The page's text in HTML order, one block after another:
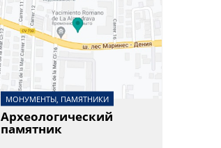
МОНУМЕНТЫ, ПАМЯТНИКИ
Археологический
памятник